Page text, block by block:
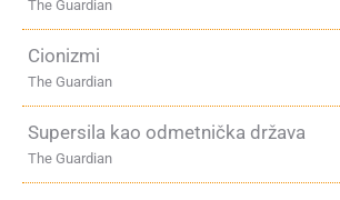
The Guardian
Cionizmi
The Guardian
Supersila kao odmetnička država
The Guardian